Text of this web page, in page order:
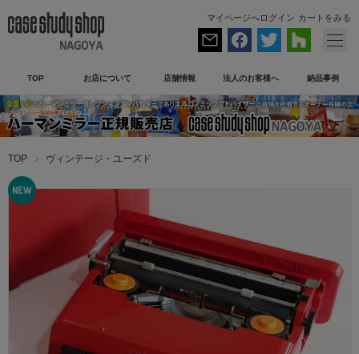
マイページへログイン カートをみる
TOP お店について 店舗情報 法人のお客様へ 納品事例
TOP ヴィンテージ・ユーズド